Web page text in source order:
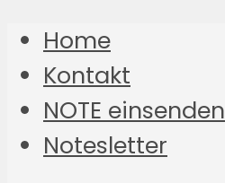
Home
Kontakt
NOTE einsenden
Notesletter